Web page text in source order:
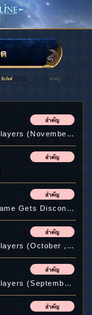
Announcement on Banned Players (November , 2025)
About an Issue where the Game Gets Disconnected when Launching Toram Online
Announcement on Banned Players (October , 2025)
Announcement on Banned Players (September , 2025)